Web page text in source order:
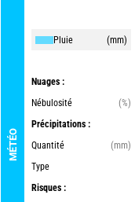
MÉTÉO
Pluie (mm)
Nuages :
Nébulosité
(%)
Précipitations :
Quantité
(mm)
Type
Risques :